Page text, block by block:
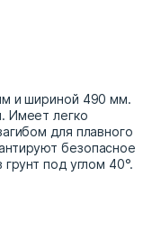
и шириной 490 мм.
Имеет легко
для плавного
безопасное
под углом 40°.